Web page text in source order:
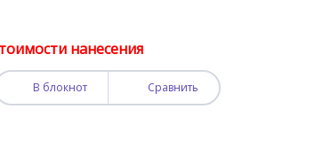
нанесения
В блокнот Сравнить